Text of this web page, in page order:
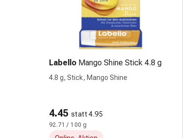
Kräutermedizin
Schüssler
Anthroposophika
Blase,
Prostata
Harnwegsbeschwerden
Prostata
Labello Mango Shine Stick 4.8 g
4.8 g, Stick, Mango Shine
4.45 statt 4.95
92.71 / 100 g